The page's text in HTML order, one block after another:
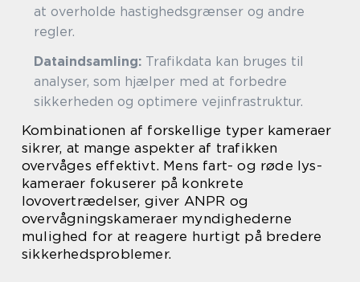
at overholde hastighedsgrænser og andre
regler.
Dataindsamling: Trafikdata kan bruges til
analyser, som hjælper med at forbedre
sikkerheden og optimere vejinfrastruktur.
Kombinationen af forskellige typer kameraer
sikrer, at mange aspekter af trafikken
overvåges effektivt. Mens fart- og røde lys-
kameraer fokuserer på konkrete
lovovertrædelser, giver ANPR og
overvågningskameraer myndighederne
mulighed for at reagere hurtigt på bredere
sikkerhedsproblemer.